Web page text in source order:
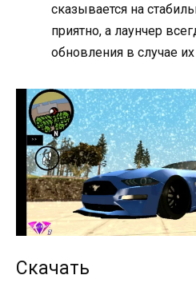
сказывается на
приятно, а лаунчер
обновления в случае
Скачать